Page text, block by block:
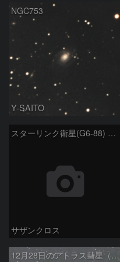
NGC753
Y-SAITO
スターリンク衛星(G6-88) 1月6日 ①
サザンクロス
12月28日のアトラス彗星（C/2025K1）